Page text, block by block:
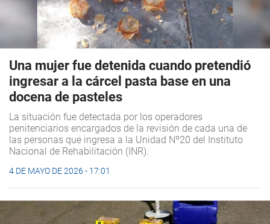
Una mujer fue detenida cuando pretendió
ingresar a la cárcel pasta base en una
docena de pasteles
La situación fue detectada por los operadores
penitenciarios encargados de la revisión de cada una de
las personas que ingresa a la Unidad Nº20 del Instituto
Nacional de Rehabilitación (INR).
4 DE MAYO DE 2026 - 17:01